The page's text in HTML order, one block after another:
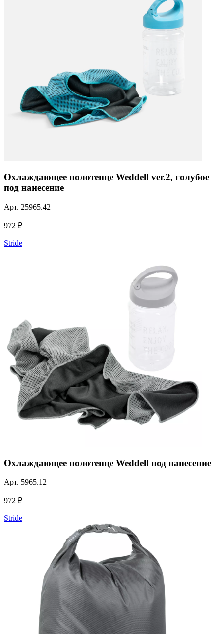
Охлаждающее полотенце Weddell ver.2, голубое
под нанесение
Арт. 25965.42
972 ₽
Stride
Охлаждающее полотенце Weddell под нанесение
Арт. 5965.12
972 ₽
Stride